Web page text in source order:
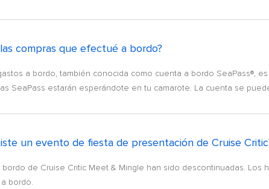
compras que efectué a bordo?
a bordo, también conocida como cuenta a bordo SeaPass®,
SeaPass estarán esperándote en tu camarote. La cuenta se
un evento de fiesta de presentación de Cruise
bordo de Cruise Critic Meet & Mingle han sido descontinuadas.
bordo.